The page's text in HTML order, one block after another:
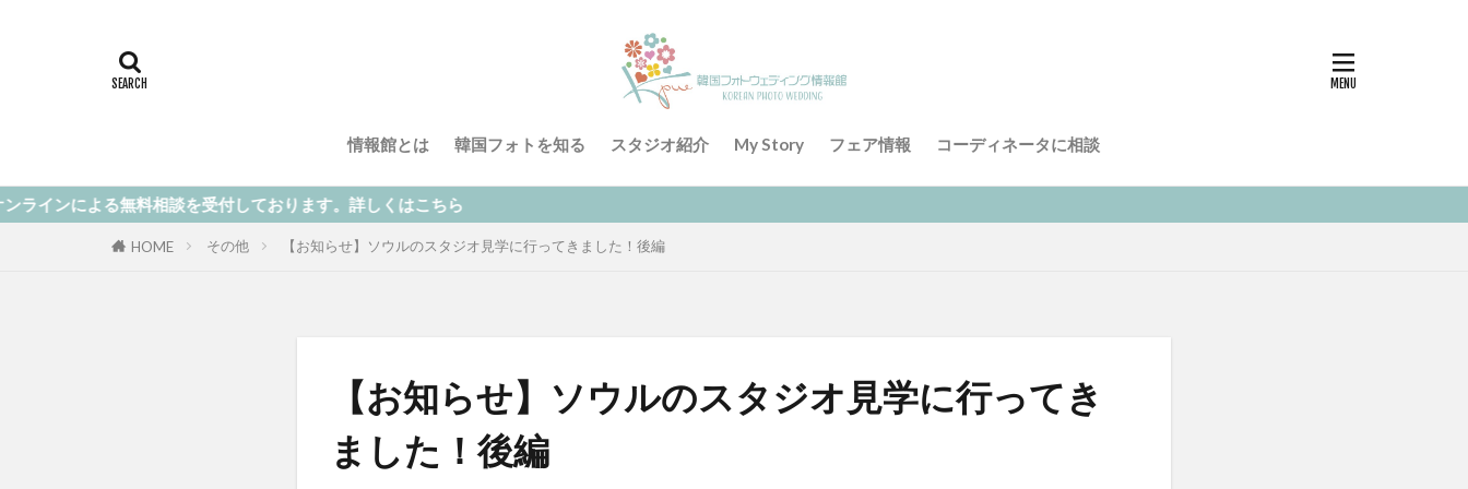
情報館とは 韓国フォトを知る スタジオ紹介 My Story フェア情報 コーディネータに相談
相談を受付しております。詳しくはこちら
HOME その他 【お知らせ】ソウルのスタジオ見学に行ってきました！後編
【お知らせ】ソウルのスタジオ見学に行ってき
ました！後編